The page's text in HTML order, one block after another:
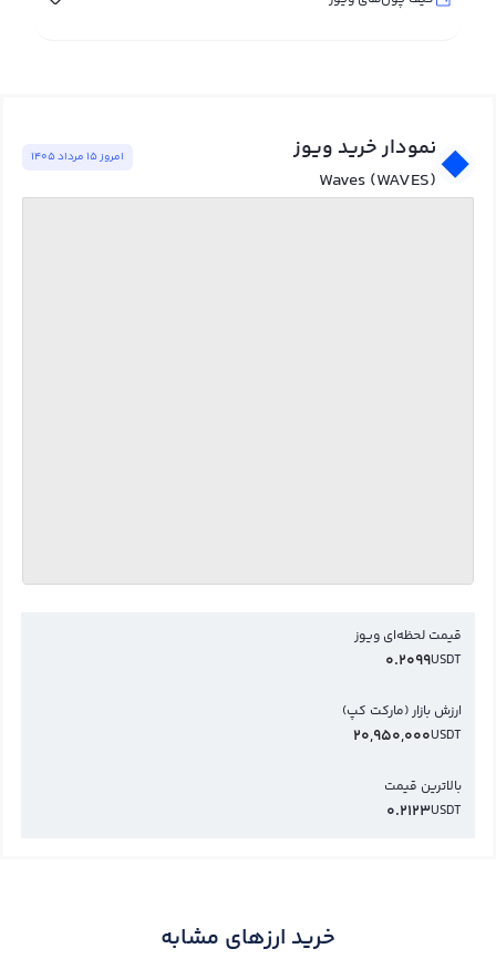
نمودار خرید ویوز
Waves (WAVES)
امروز ١٥ مرداد ١٤٠٥
قیمت لحظه‌ای ویوز
USDT
0.2099
ارزش بازار (مارکت کپ)
USDT
20,950,000
بالاترین قیمت
USDT
0.2123
خرید ارزهای مشابه